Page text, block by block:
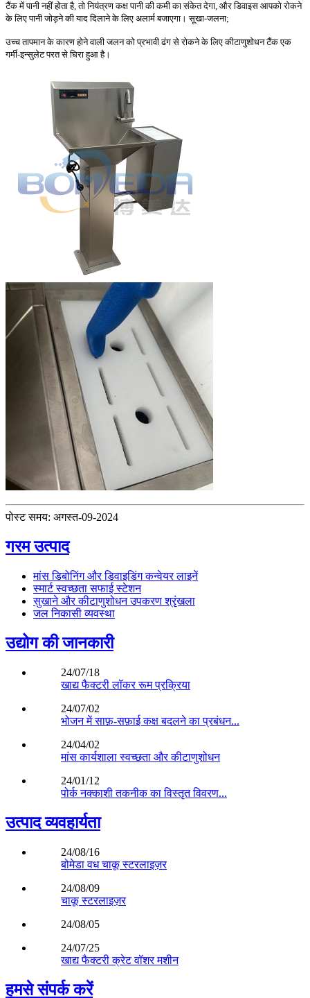
टैंक में पानी नहीं होता है, तो नियंत्रण कक्ष पानी की कमी का संकेत देगा, और डिवाइस आपको रोकने
के लिए पानी जोड़ने की याद दिलाने के लिए अलार्म बजाएगा। सूखा-जलना;
उच्च तापमान के कारण होने वाली जलन को प्रभावी ढंग से रोकने के लिए कीटाणुशोधन टैंक एक
गर्मी-इन्सुलेट परत से घिरा हुआ है।
पोस्ट समय: अगस्त-09-2024
गरम उत्पाद
मांस डिबोनिंग और डिवाइडिंग कन्वेयर लाइनें
स्मार्ट स्वच्छता सफाई स्टेशन
सुखाने और कीटाणुशोधन उपकरण श्रृंखला
जल निकासी व्यवस्था
उद्योग की जानकारी
24/07/18
खाद्य फैक्टरी लॉकर रूम प्रक्रिया
24/07/02
भोजन में साफ़-सफ़ाई कक्ष बदलने का प्रबंधन...
24/04/02
मांस कार्यशाला स्वच्छता और कीटाणुशोधन
24/01/12
पोर्क नक्काशी तकनीक का विस्तृत विवरण...
उत्पाद व्यवहार्यता
24/08/16
बोमेडा वध चाकू स्टरलाइज़र
24/08/09
चाकू स्टरलाइज़र
24/08/05
24/07/25
खाद्य फैक्टरी क्रेट वॉशर मशीन
हमसे संपर्क करें